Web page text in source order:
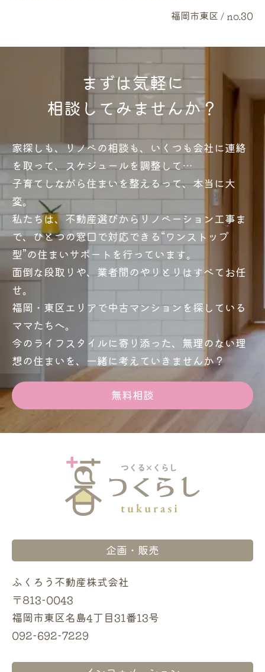
福岡市東区 / no.30
まずは気軽に
相談してみませんか？
家探しも、リノベの相談も、いくつも会社に連絡
を取って、スケジュールを調整して…
子育てしながら住まいを整えるって、本当に大
変。
私たちは、不動産選びからリノベーション工事ま
で、ひとつの窓口で対応できる“ワンストップ
型”の住まいサポートを行っています。
面倒な段取りや、業者間のやりとりはすべてお任
せ。
福岡・東区エリアで中古マンションを探している
ママたちへ。
今のライフスタイルに寄り添った、無理のない理
想の住まいを、一緒に考えていきませんか？
無料相談
企画・販売
ふくろう不動産株式会社
〒813-0043
福岡市東区名島4丁目31番13号
092-692-7229